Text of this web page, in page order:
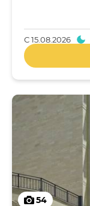
С15.08.2026
54